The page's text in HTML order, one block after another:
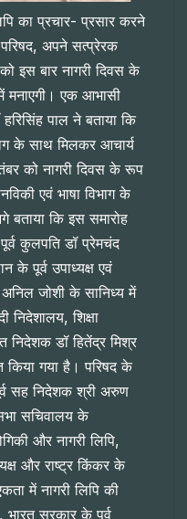
का प्रचार- प्रसार करने
परिषद, अपने सत्प्रेरक
इस बार नागरी दिवस के
मनाएगी। एक आभासी
हरिसिंह पाल ने बताया कि
के साथ मिलकर आचार्य
को नागरी दिवस के रूप
एवं भाषा विभाग के
बताया कि इस समारोह
कुलपति डॉ प्रेमचंद
के पूर्व उपाध्यक्ष एवं
अनिल जोशी के सानिध्य में
निदेशालय, शिक्षा
निदेशक डॉ हितेंद्र मिश्र
गया है। परिषद के
सह निदेशक श्री अरुण
सचिवालय के
और नागरी लिपि,
और राष्ट्र किंकर के
में नागरी लिपि की
भारत सरकार के पूर्व